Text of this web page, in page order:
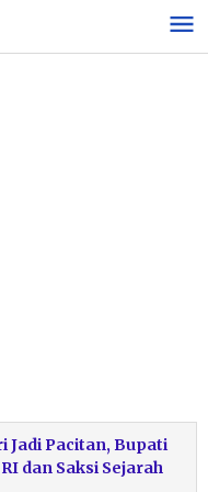
Jadi Pacitan, Bupati
dan Saksi Sejarah